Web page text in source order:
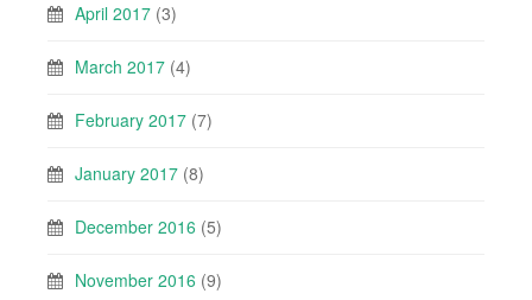
April 2017 (3)
March 2017 (4)
February 2017 (7)
January 2017 (8)
December 2016 (5)
November 2016 (9)